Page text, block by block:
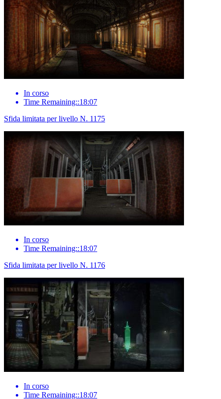
In corso
Time Remaining::18:07
Sfida limitata per livello N. 1175
In corso
Time Remaining::18:07
Sfida limitata per livello N. 1176
In corso
Time Remaining::18:07